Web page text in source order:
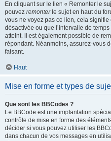
En cliquant sur le lien « Remonter le
pouvez remonterle sujet en haut du
vous ne voyez pas ce lien, cela
désactivée ou que l’intervalle de
atteint. Il est également possible de
répondant. Néanmoins, assurez-vous
faisant.
Haut
Mise en forme et types de
Que sont les BBCodes ?
Le BBCode est une implantation
contrôle de mise en forme des
décider si vous pouvez utiliser les
dans chacun de vos messages en